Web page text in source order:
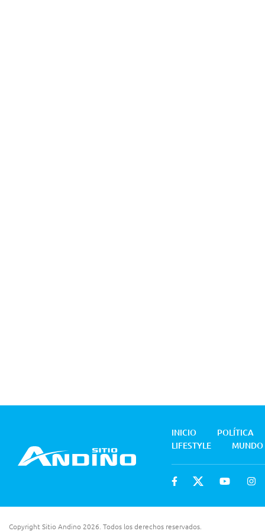
INICIO
POLÍTICA
LIFESTYLE
MUNDO
Copyright Sitio Andino 2026. Todos los derechos reservados.